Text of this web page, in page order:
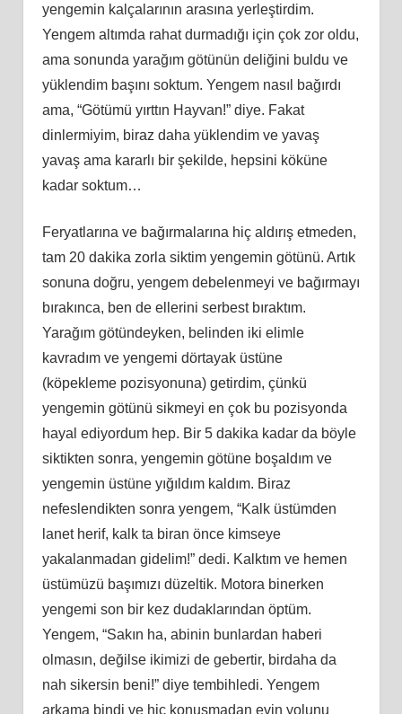
yengemin kalçalarının arasına yerleştirdim.
Yengem altımda rahat durmadığı için çok zor oldu,
ama sonunda yarağım götünün deliğini buldu ve
yüklendim başını soktum. Yengem nasıl bağırdı
ama, “Götümü yırttın Hayvan!” diye. Fakat
dinlermiyim, biraz daha yüklendim ve yavaş
yavaş ama kararlı bir şekilde, hepsini köküne
kadar soktum…
Feryatlarına ve bağırmalarına hiç aldırış etmeden,
tam 20 dakika zorla siktim yengemin götünü. Artık
sonuna doğru, yengem debelenmeyi ve bağırmayı
bırakınca, ben de ellerini serbest bıraktım.
Yarağım götündeyken, belinden iki elimle
kavradım ve yengemi dörtayak üstüne
(köpekleme pozisyonuna) getirdim, çünkü
yengemin götünü sikmeyi en çok bu pozisyonda
hayal ediyordum hep. Bir 5 dakika kadar da böyle
siktikten sonra, yengemin götüne boşaldım ve
yengemin üstüne yığıldım kaldım. Biraz
nefeslendikten sonra yengem, “Kalk üstümden
lanet herif, kalk ta biran önce kimseye
yakalanmadan gidelim!” dedi. Kalktım ve hemen
üstümüzü başımızı düzeltik. Motora binerken
yengemi son bir kez dudaklarından öptüm.
Yengem, “Sakın ha, abinin bunlardan haberi
olmasın, değilse ikimizi de gebertir, birdaha da
nah sikersin beni!” diye tembihledi. Yengem
arkama bindi ve hiç konuşmadan evin yolunu